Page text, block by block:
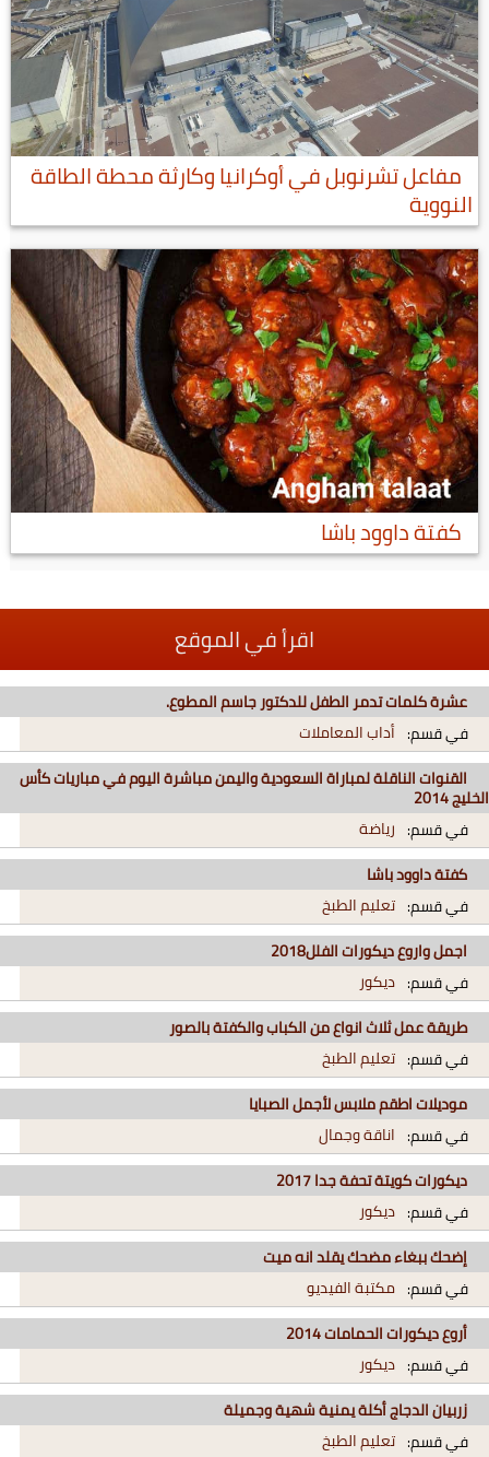
مفاعل تشرنوبل في أوكرانيا وكارثة محطة الطاقة
النووية
كفتة داوود باشا
اقرأ في الموقع
عشرة كلمات تدمر الطفل للدكتور جاسم المطوع.
في قسم: أداب المعاملات
القنوات الناقلة لمباراة السعودية واليمن مباشرة اليوم في مباريات كأس
الخليج 2014
في قسم: رياضة
كفتة داوود باشا
في قسم: تعليم الطبخ
اجمل واروع ديكورات الفلل2018
في قسم: ديكور
طريقة عمل ثلاث انواع من الكباب والكفتة بالصور
في قسم: تعليم الطبخ
‪موديلات اطقم ملابس لأجمل الصبايا
في قسم: اناقة وجمال
ديكورات كويتة تحفة جدا 2017
في قسم: ديكور
إضحك ببغاء مضحك يقلد انه ميت
في قسم: مكتبة الفيديو
أروع ديكورات الحمامات 2014
في قسم: ديكور
زربيان الدجاج أكلة يمنية شهية وجميلة
في قسم: تعليم الطبخ